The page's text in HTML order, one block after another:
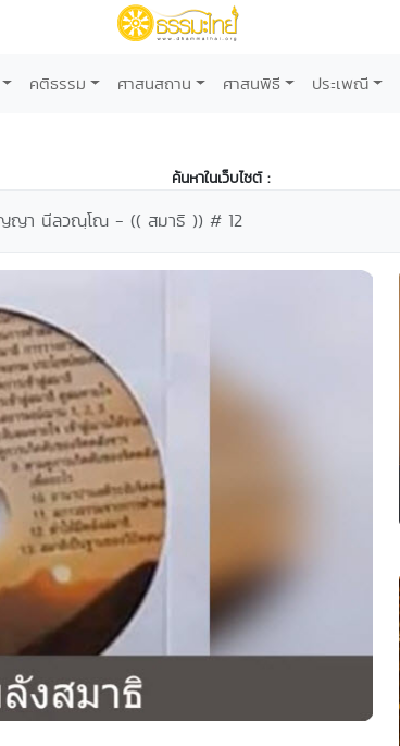
คติธรรม ศาสนสถาน ศาสนพิธี ประเพณี
ค้นหาในเว็บไซต์ :
ญา นีลวณฺโณ - (( สมาธิ )) # 12